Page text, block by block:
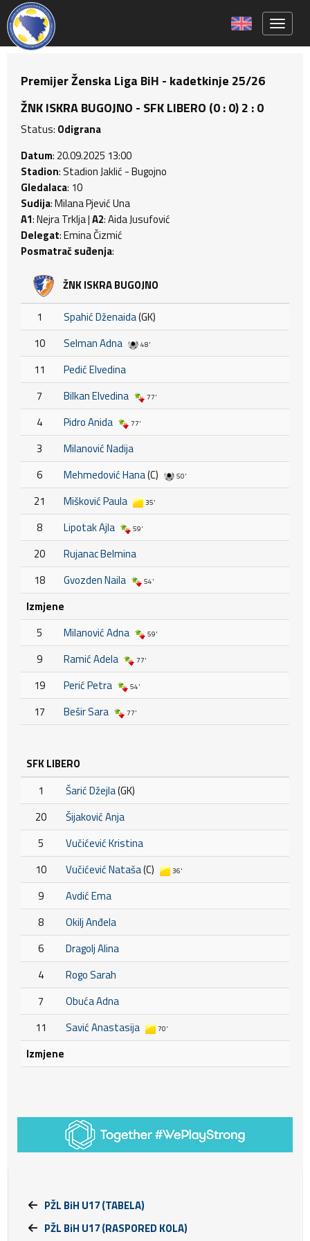
Premijer Ženska Liga BiH - kadetkinje 25/26
ŽNK ISKRA BUGOJNO - SFK LIBERO (0 : 0) 2 : 0
Status: Odigrana
Datum: 20.09.2025 13:00
Stadion: Stadion Jaklić - Bugojno
Gledalaca: 10
Sudija: Milana Pjević Una
A1: Nejra Trklja |A2: Aida Jusufović
Delegat: Emina Čizmić
Posmatrač suđenja:
ŽNK ISKRA BUGOJNO
1 Spahić Dženaida(GK)
10
Selman Adna 48'
11
Pedić Elvedina
7
Bilkan Elvedina 77'
4 Pidro Anida 77'
3
Milanović Nadija
6
Mehmedović Hana(C) 50'
21 Mišković Paula 35'
8 Lipotak Ajla 59'
20
Rujanac Belmina
18
Gvozden Naila 54'
Izmjene
5
Milanović Adna 59'
9 Ramić Adela 77'
19 Perić Petra 54'
17 Bešir Sara 77'
SFK LIBERO
1
Šarić Džejla(GK)
20
Šijaković Anja
5
Vučićević Kristina
10
Vučićević Nataša(C) 36'
9
Avdić Ema
8
Okilj Anđela
6
Dragolj Alina
4
Rogo Sarah
7
Obuća Adna
11
Savić Anastasija 70'
Izmjene
PŽL BiH U17 (TABELA)
PŽL BiH U17 (RASPORED KOLA)